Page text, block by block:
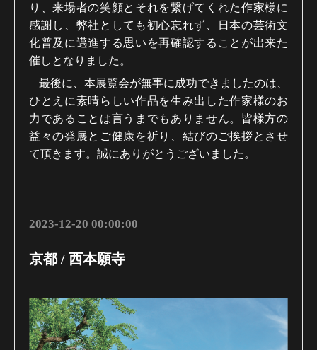
り、来場者の笑顔とそれを繋げてくれた作家様に
感謝し、弊社としても初心忘れず、日本の芸術文
化普及に邁進する思いを再確認することが出来た
催しとなりました。
最後に、本展覧会が無事に成功できましたのは、
ひとえに素晴らしい作品を生み出した作家様のお
力であることは言うまでもありません。皆様方の
益々の発展とご健康を祈り、結びのご挨拶とさせ
て頂きます。誠にありがとうございました。
2023-12-20 00:00:00
京都 / 西本願寺